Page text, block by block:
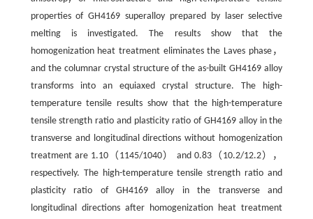
properties of GH4169 superalloy prepared by laser selective
melting is investigated. The results show that the
homogenization heat treatment eliminates the Laves phase，
and the columnar crystal structure of the as-built GH4169 alloy
transforms into an equiaxed crystal structure. The high-
temperature tensile results show that the high-temperature
tensile strength ratio and plasticity ratio of GH4169 alloy in the
transverse and longitudinal directions without homogenization
treatment are 1.10（1145/1040） and 0.83（10.2/12.2），
respectively. The high-temperature tensile strength ratio and
plasticity ratio of GH4169 alloy in the transverse and
longitudinal directions after homogenization heat treatment